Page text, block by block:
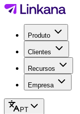
Produto
Clientes
Recursos
Empresa
PT